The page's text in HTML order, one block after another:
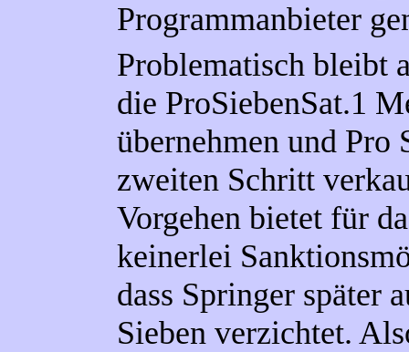
Programmanbieter
Problematisch bleibt
die ProSiebenSat.1
übernehmen und Pro
zweiten Schritt
Vorgehen bietet für
keinerlei
dass Springer später
Sieben verzichtet.